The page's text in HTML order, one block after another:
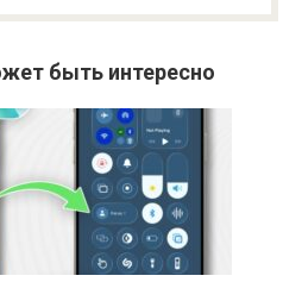
быть интересно